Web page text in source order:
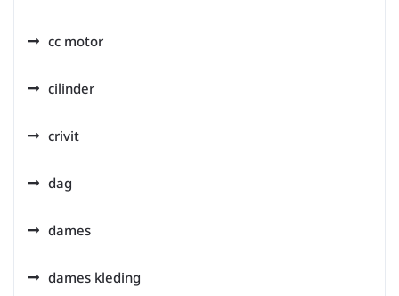
cc motor
cilinder
crivit
dag
dames
dames kleding